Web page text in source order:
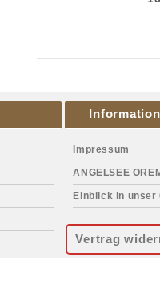
Impressum
ANGELSEE
Einblick in unser
Vertrag